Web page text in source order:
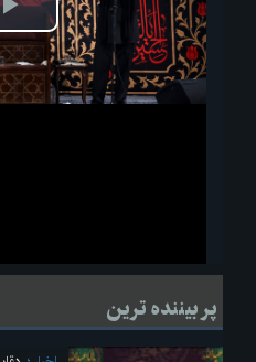
لحظاتی از قرائت زیارت اربعین
پر بیننده ترین